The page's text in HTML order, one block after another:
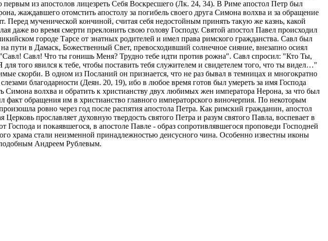
из апостолов лицезреть Себя Воскресшего (Лк. 24, 34). В Риме апостол Петр был
жаждавшего отомстить апостолу за погибель своего друга Симона волхва и за обращение
мученической кончиной, считая себя недостойным принять такую же казнь, какой
даже во время смерти преклонить свою голову Господу. Святой апостол Павел происходил
городе Тарсе от знатных родителей и имел права римского гражданства. Савл был
пути в Дамаск, Божественный Свет, превосходивший солнечное сияние, внезапно осиял
Савл! Что ты гонишь Меня? Трудно тебе идти против рожна". Савл спросил: "Кто Ты,
того явился к тебе, чтобы поставить тебя служителем и свидетелем того, что ты видел…"
скорби. В одном из Посланий он признается, что не раз бывал в темницах и многократно
благодарности (Деян. 20, 19), ибо в любое время готов был умереть за имя Господа
волхва и обратить к христианству двух любимых жен императора Нерона, за что был
обращения им в христианство главного императорского виночерпия. По некоторым
ровно через год после распятия апостола Петра. Как римский гражданин, апостол
прославляет духовную твердость святого Петра и разум святого Павла, воспевает в
и покаявшегося, в апостоле Павле - образ сопротивлявшегося проповеди Господней
храма стали неизменной принадлежностью деисусного чина. Особенно известны иконы
Андреем Рублевым.